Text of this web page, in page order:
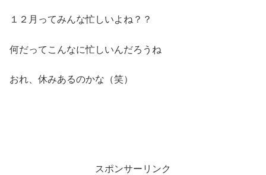
１２月ってみんな忙しいよね？？
何だってこんなに忙しいんだろうね
おれ、休みあるのかな（笑）
スポンサーリンク